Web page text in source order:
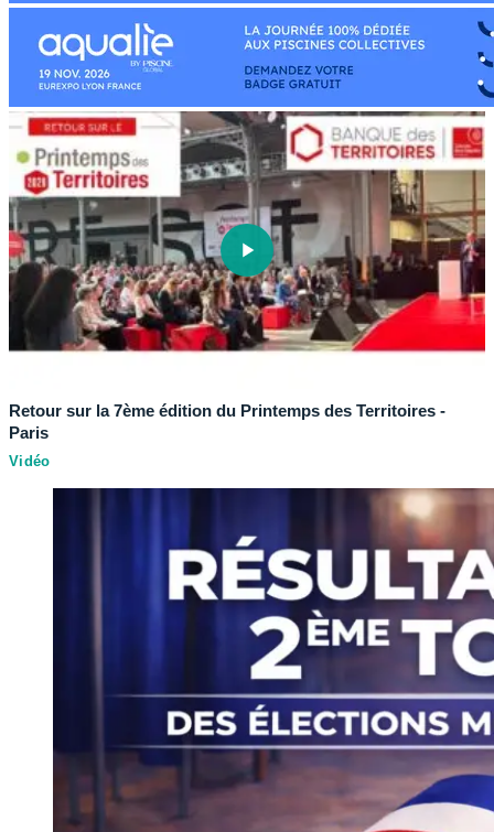
Retour sur la 7ème édition du Printemps des Territoires -
Paris
Vidéo